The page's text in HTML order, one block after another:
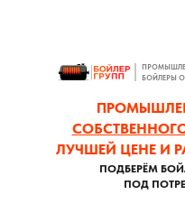
ЛУЧШЕЙ ЦЕНЕ И
ПОДБЕРЁМ
ПОД
БОЙЛЕРЫ